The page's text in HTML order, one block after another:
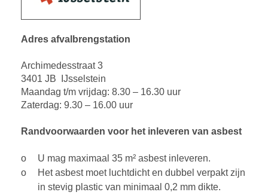
Adres afvalbrengstation
Archimedesstraat 3
3401 JB IJsselstein
Maandag t/m vrijdag: 8.30 – 16.30 uur
Zaterdag: 9.30 – 16.00 uur
Randvoorwaarden voor het inleveren van asbest
U mag maximaal 35 m² asbest inleveren.
Het asbest moet luchtdicht en dubbel verpakt zijn
in stevig plastic van minimaal 0,2 mm dikte.